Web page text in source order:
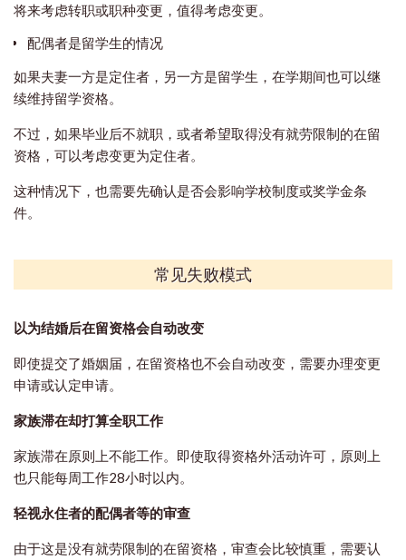
将来考虑转职或职种变更，值得考虑变更。
配偶者是留学生的情况
如果夫妻一方是定住者，另一方是留学生，在学期间也可以继
续维持留学资格。
不过，如果毕业后不就职，或者希望取得没有就劳限制的在留
资格，可以考虑变更为定住者。
这种情况下，也需要先确认是否会影响学校制度或奖学金条
件。
常见失败模式
以为结婚后在留资格会自动改变
即使提交了婚姻届，在留资格也不会自动改变，需要办理变更
申请或认定申请。
家族滞在却打算全职工作
家族滞在原则上不能工作。即使取得资格外活动许可，原则上
也只能每周工作28小时以内。
轻视永住者的配偶者等的审查
由于这是没有就劳限制的在留资格，审查会比较慎重，需要认